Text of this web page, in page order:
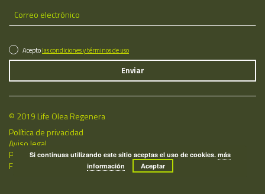
Aceptolas condiciones y términos de uso
© 2019 Life Olea Regenera
Política de privacidad
Aviso legal
Política de cookies
Fecha de última actualización: 09/08/2026
Si continuas utilizando este sitio aceptas el uso de cookies.más
información
Aceptar